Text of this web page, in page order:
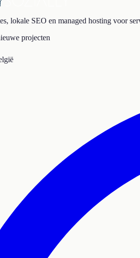
lokale SEO en managed hosting voor
projecten